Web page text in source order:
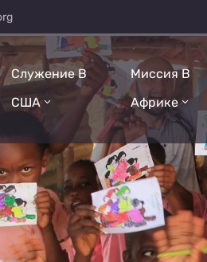
Служение В
США
Миссия В
Африке